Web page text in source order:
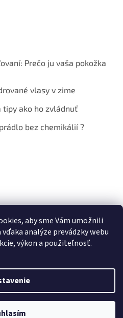
aby sme Vám umožnili
analýze prevádzky webu
výkon a použiteľnosť.
Prečo ju vaša pokožka
vlasy v zime
tipy ako ho zvládnuť
bez chemikálií ?
. Všetky práva vyhradené.Upraviť
cookies